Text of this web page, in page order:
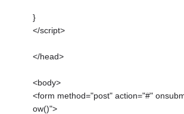
}
</script>
</head>
<body>
<form method="post" action="#"
ow()">